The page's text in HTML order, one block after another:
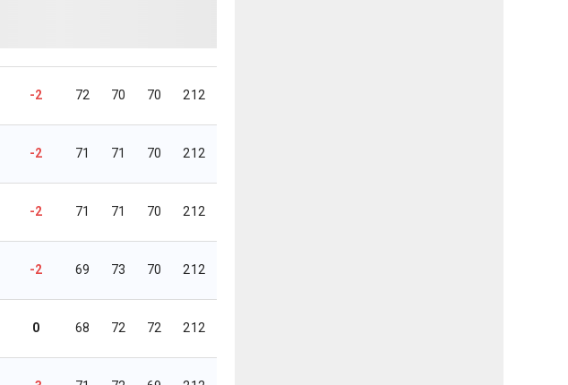
-2 72 70 70 212
-2 71 71 70 212
-2 71 71 70 212
-2 69 73 70 212
0 68 72 72 212